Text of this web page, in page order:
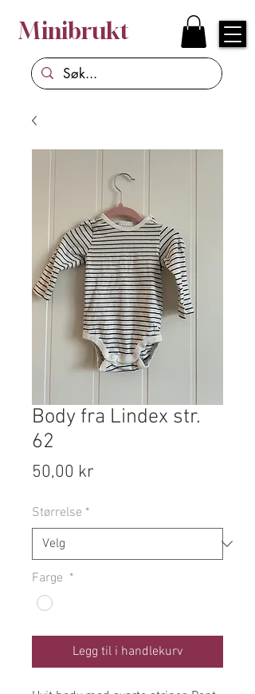
Minibrukt
Body fra Lindex str.
62
50,00 kr
Størrelse *
Farge *
Legg til i handlekurv